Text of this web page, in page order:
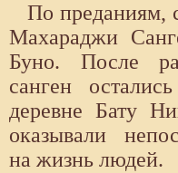
По преданиям,
Махараджи
Буно. После
санген
деревне Бату
оказывали
на жизнь людей.